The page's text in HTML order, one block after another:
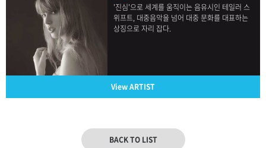
'진심'으로 세계를 움직이는 음유시인 테일러 스
위프트, 대중음악을 넘어 대중 문화를 대표하는
상징으로 자리 잡다.
View ARTIST
BACK TO LIST